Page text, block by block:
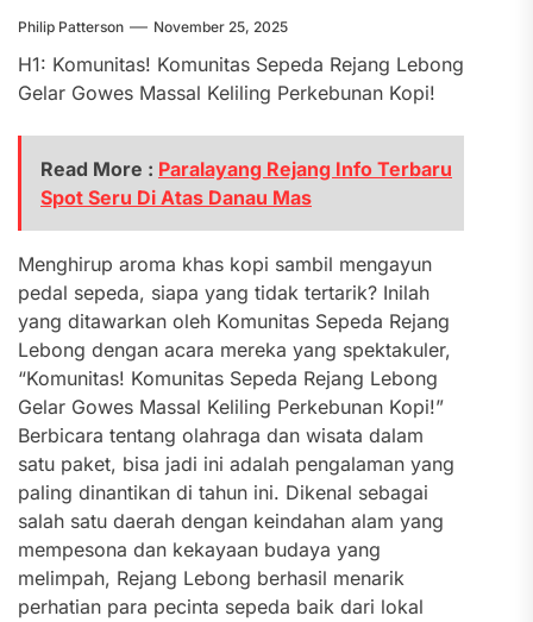
Philip Patterson November 25, 2025
H1: Komunitas! Komunitas Sepeda Rejang Lebong
Gelar Gowes Massal Keliling Perkebunan Kopi!
Read More : Paralayang Rejang Info Terbaru
Spot Seru Di Atas Danau Mas
Menghirup aroma khas kopi sambil mengayun
pedal sepeda, siapa yang tidak tertarik? Inilah
yang ditawarkan oleh Komunitas Sepeda Rejang
Lebong dengan acara mereka yang spektakuler,
“Komunitas! Komunitas Sepeda Rejang Lebong
Gelar Gowes Massal Keliling Perkebunan Kopi!”
Berbicara tentang olahraga dan wisata dalam
satu paket, bisa jadi ini adalah pengalaman yang
paling dinantikan di tahun ini. Dikenal sebagai
salah satu daerah dengan keindahan alam yang
mempesona dan kekayaan budaya yang
melimpah, Rejang Lebong berhasil menarik
perhatian para pecinta sepeda baik dari lokal